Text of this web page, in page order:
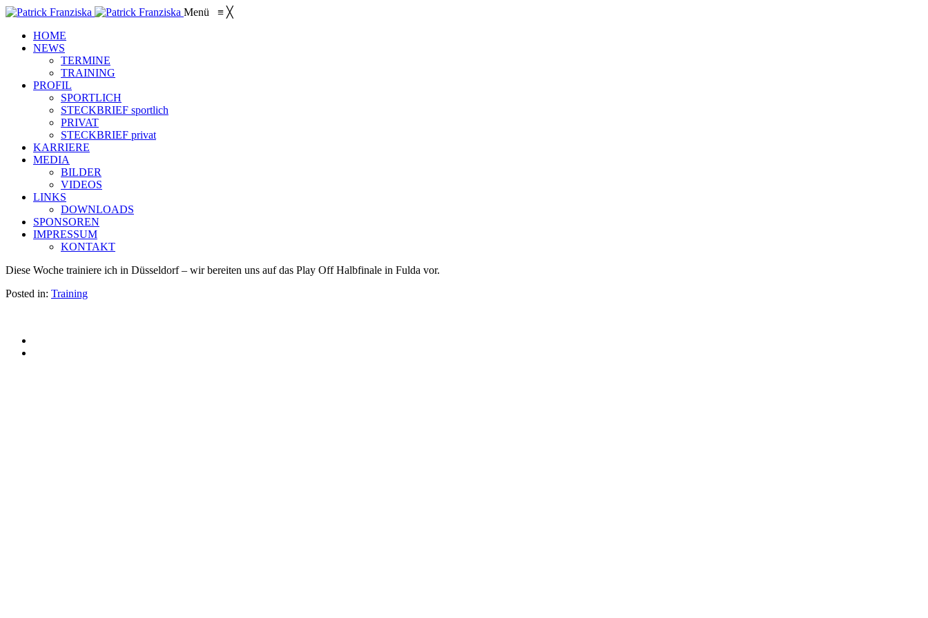
Menü ≡ ╳
HOME
NEWS
TERMINE
TRAINING
PROFIL
SPORTLICH
STECKBRIEF sportlich
PRIVAT
STECKBRIEF privat
KARRIERE
MEDIA
BILDER
VIDEOS
LINKS
DOWNLOADS
SPONSOREN
IMPRESSUM
KONTAKT
Diese Woche trainiere ich in Düsseldorf – wir bereiten uns auf das Play Off Halbfinale in Fulda vor.
Posted in: Training